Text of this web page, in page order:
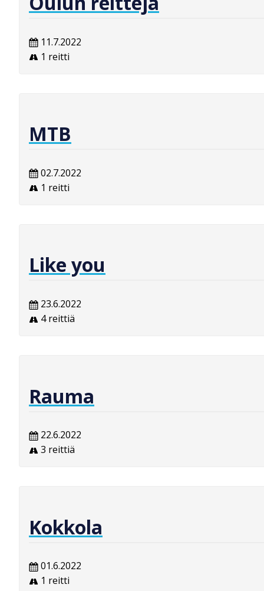
11.7.2022
1 reitti
MTB
02.7.2022
1 reitti
Like you
23.6.2022
4 reittiä
Rauma
22.6.2022
3 reittiä
Kokkola
01.6.2022
1 reitti